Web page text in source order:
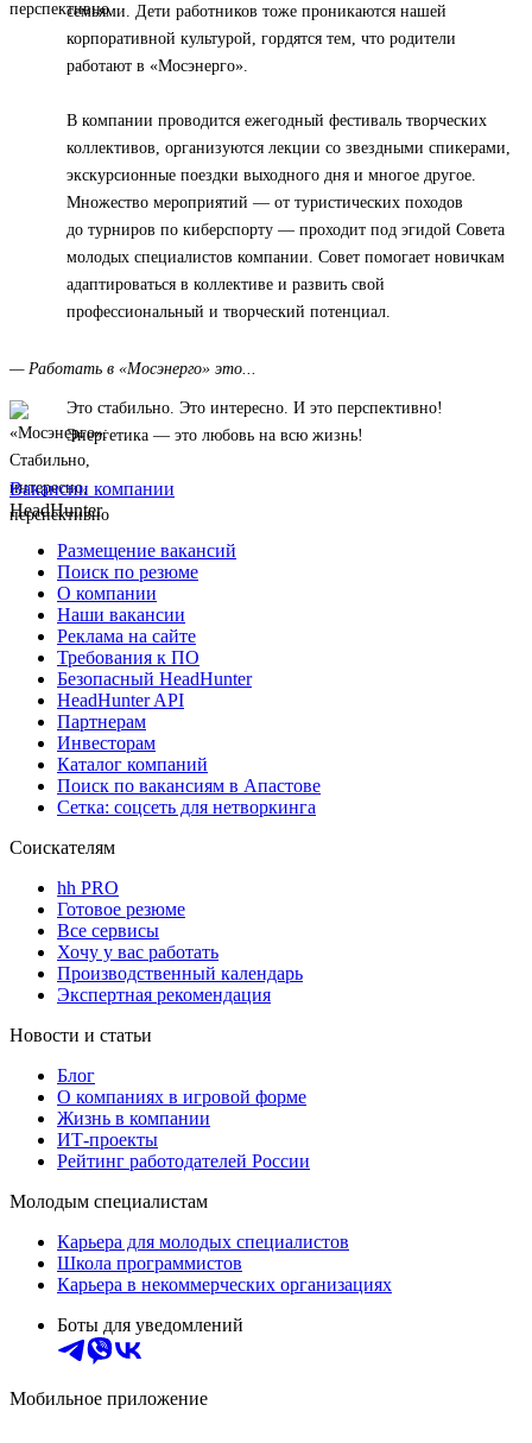
семьями. Дети работников тоже проникаются нашей
корпоративной культурой, гордятся тем, что родители
работают в «Мосэнерго».
В компании проводится ежегодный фестиваль творческих
коллективов, организуются лекции со звездными спикерами,
экскурсионные поездки выходного дня и многое другое.
Множество мероприятий — от туристических походов
до турниров по киберспорту — проходит под эгидой Совета
молодых специалистов компании. Совет помогает новичкам
адаптироваться в коллективе и развить свой
профессиональный и творческий потенциал.
— Работать в «Мосэнерго» это...
Это стабильно. Это интересно. И это перспективно!
Энергетика — это любовь на всю жизнь!
Вакансии компании
HeadHunter
Размещение вакансий
Поиск по резюме
О компании
Наши вакансии
Реклама на сайте
Требования к ПО
Безопасный HeadHunter
HeadHunter API
Партнерам
Инвесторам
Каталог компаний
Поиск по вакансиям в Апастове
Сетка: соцсеть для нетворкинга
Соискателям
hh PRO
Готовое резюме
Все сервисы
Хочу у вас работать
Производственный календарь
Экспертная рекомендация
Новости и статьи
Блог
О компаниях в игровой форме
Жизнь в компании
ИТ-проекты
Рейтинг работодателей России
Молодым специалистам
Карьера для молодых специалистов
Школа программистов
Карьера в некоммерческих организациях
Боты для уведомлений
Мобильное приложение